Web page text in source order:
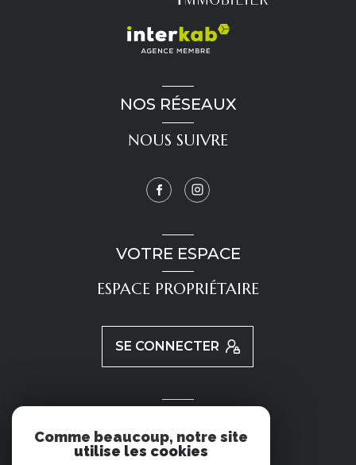
NOS RÉSEAUX
NOUS SUIVRE
VOTRE ESPACE
ESPACE PROPRIÉTAIRE
SE CONNECTER
NOUS ADHÉRONS
Comme beaucoup, notre site
utilise les cookies